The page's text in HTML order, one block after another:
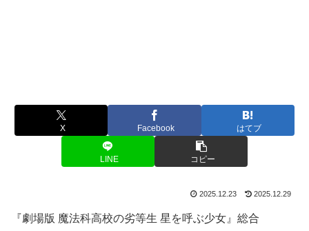
X Facebook はてブ
LINE コピー
2025.12.23 2025.12.29
『劇場版 魔法科高校の劣等生 星を呼ぶ少女』総合